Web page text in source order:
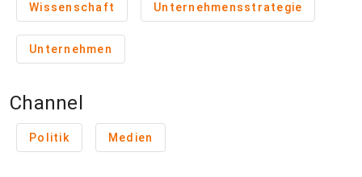
Wissenschaft Unternehmensstrategie
Unternehmen
Channel
Politik Medien